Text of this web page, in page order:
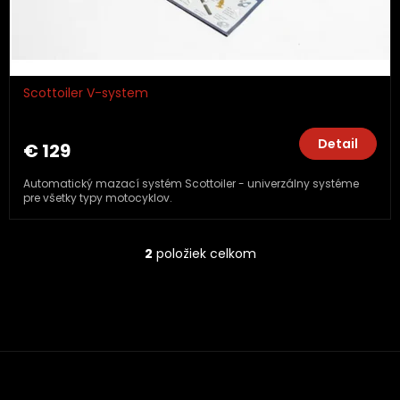
Scottoiler V-system
€ 129 Detail
Automatický mazací systém Scottoiler - univerzálny systéme
pre všetky typy motocyklov.
O
a
2 položiek celkom